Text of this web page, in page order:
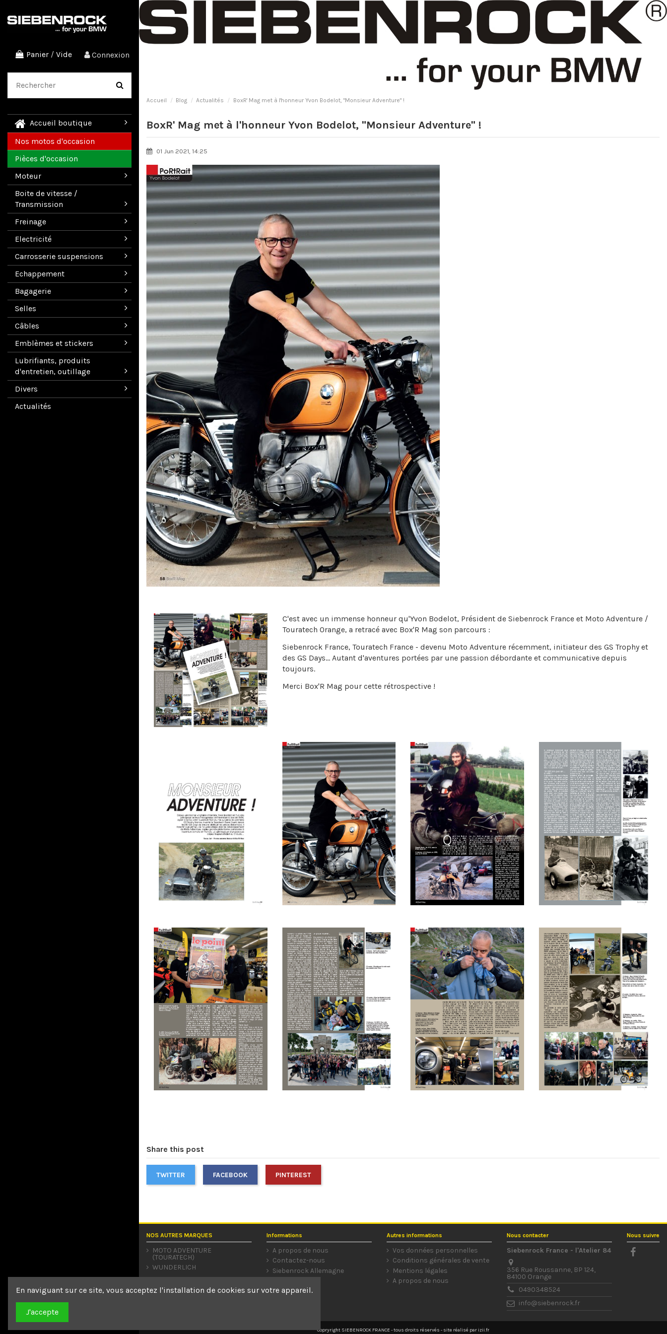
Panier / Vide Connexion
Accueil boutique
Nos motos d'occasion
Pièces d'occasion
Moteur
Boite de vitesse /
Transmission
Freinage
Electricité
Carrosserie suspensions
Echappement
Bagagerie
Selles
Câbles
Emblèmes et stickers
Lubrifiants, produits
d'entretien, outillage
Divers
Actualités
Accueil Blog Actualités BoxR' Mag met à l'honneur Yvon Bodelot, "Monsieur Adventure" !
BoxR' Mag met à l'honneur Yvon Bodelot, "Monsieur Adventure" !
01 Jun 2021, 14:25
C'est avec un immense honneur qu'Yvon Bodelot, Président de Siebenrock France et Moto Adventure /
Touratech Orange, a retracé avec Box'R Mag son parcours :
Siebenrock France, Touratech France - devenu Moto Adventurerécemment, initiateur des GS Trophy et
des GS Days... Autant d'aventures portées par une passion débordante et communicative depuis
toujours.
Merci Box'R Mag pour cette rétrospective !
Share this post
TWITTER FACEBOOK PINTEREST
NOS AUTRES MARQUES
MOTO ADVENTURE
(TOURATECH)
WUNDERLICH
Informations
A propos de nous
Contactez-nous
Siebenrock Allemagne
Autres informations
Vos données personnelles
Conditions générales de vente
Mentions légales
A propos de nous
Nous contacter
Siebenrock France - l'Atelier 84
356 Rue Roussanne, BP 124,
84100 Orange
0490348524
info@siebenrock.fr
Nous suivre
Copryright SIEBENROCK FRANCE - tous droits réservés - site réalisé par izii.fr
En naviguant sur ce site, vous acceptez l'installation de cookies sur votre appareil.
J'accepte